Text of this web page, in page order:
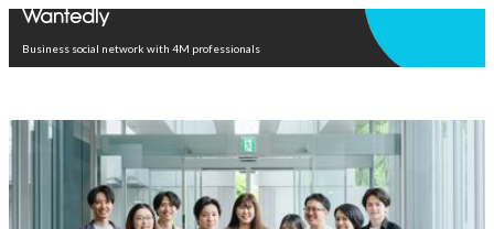
Business social network with 4M professionals